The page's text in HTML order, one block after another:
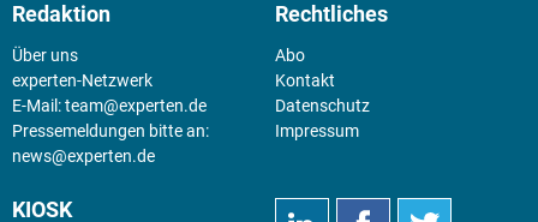
Redaktion
Über uns
experten-Netzwerk
E-Mail:team@experten.de
Pressemeldungen bitte an:
news@experten.de
Rechtliches
Abo
Kontakt
Datenschutz
Impressum
KIOSK